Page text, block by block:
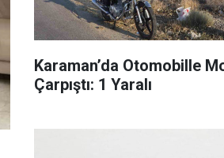
Karaman’da Otomobille
Çarpıştı: 1 Yaralı